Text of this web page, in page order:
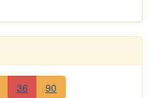
36 90